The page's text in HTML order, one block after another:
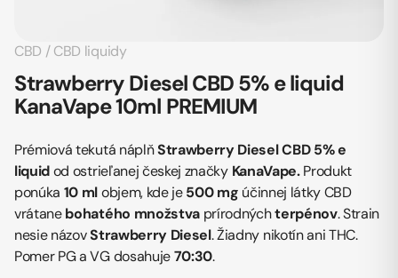
CBD /CBD liquidy
Strawberry Diesel CBD 5% e liquid
KanaVape 10ml PREMIUM
Prémiová tekutá náplňStrawberry Diesel CBD 5%e
liquidod ostrieľanej českej značky KanaVape.Produkt
ponúka 10 mlobjem, kde je500 mg účinnej látky CBD
vrátanebohatého množstva prírodnýchterpénov. Strain
nesie názovStrawberry Diesel. Žiadny nikotín ani THC.
Pomer PG a VG dosahuje70:30.